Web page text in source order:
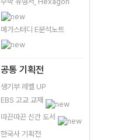
메가스터디 E분석노트
공통 기획전
생기부 레벨 UP
EBS 고교 교재
따끈따끈 신간 도서
한국사 기획전